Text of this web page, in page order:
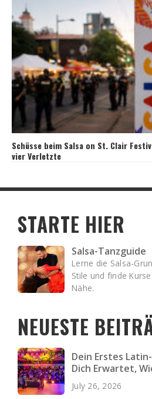
Schüsse beim Salsa on St. Clair
vier Verletzte
STARTE HIER
Salsa-Tanzguide
Lerne die Salsa-
Stile und finde
Nähe.
NEUESTE
Dein Erstes
Dich Erwartet,
Vorbereitest und
July 26, 2026